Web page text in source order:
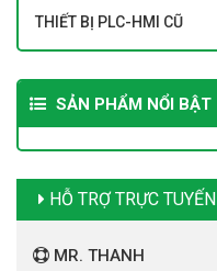
THIẾT BỊ PLC-HMI CŨ
SẢN PHẨM NỔI BẬT
HỖ TRỢ TRỰC TUYẾN
MR. THANH